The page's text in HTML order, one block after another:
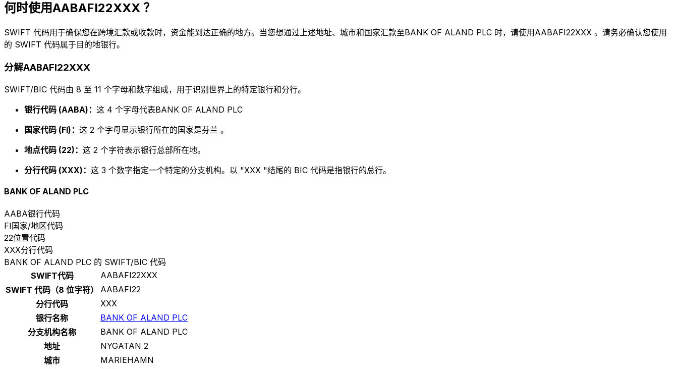
何时使用AABAFI22XXX ？
SWIFT 代码用于确保您在跨境汇款或收款时，资金能到达正确的地方。当您想通过上述地址、城市和国家汇款至BANK OF ALAND PLC 时，请使用AABAFI22XXX 。请务必确认您使用
的 SWIFT 代码属于目的地银行。
分解AABAFI22XXX
SWIFT/BIC 代码由 8 至 11 个字母和数字组成，用于识别世界上的特定银行和分行。
银行代码 (AABA)： 这 4 个字母代表BANK OF ALAND PLC
国家代码 (FI)： 这 2 个字母显示银行所在的国家是芬兰 。
地点代码 (22)： 这 2 个字符表示银行总部所在地。
分行代码 (XXX)： 这 3 个数字指定一个特定的分支机构。以 "XXX "结尾的 BIC 代码是指银行的总行。
BANK OF ALAND PLC
AABA银行代码
FI国家/地区代码
22位置代码
XXX分行代码
BANK OF ALAND PLC 的 SWIFT/BIC 代码
SWIFT代码
AABAFI22XXX
SWIFT 代码（8 位字符）
AABAFI22
分行代码
XXX
银行名称
BANK OF ALAND PLC
分支机构名称
BANK OF ALAND PLC
地址
NYGATAN 2
城市
MARIEHAMN